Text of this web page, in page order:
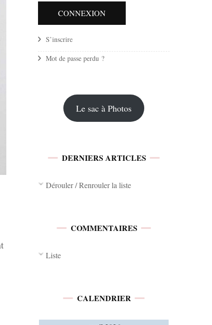
S’inscrire
Mot de passe perdu ?
Le sac à Photos
DERNIERS ARTICLES
Dérouler / Renrouler la liste
COMMENTAIRES
Liste
CALENDRIER